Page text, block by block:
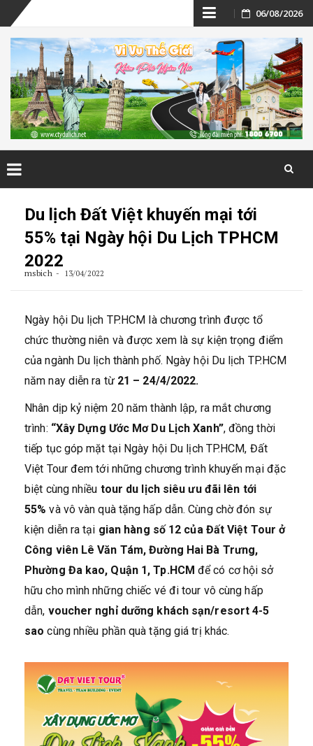
Skip
to
content
06/08/2026
Du lịch Đất Việt khuyến mại tới
55% tại Ngày hội Du Lịch TPHCM
2022
msbich 13/04/2022
Ngày hội Du lịch TP.HCM là chương trình được tổ
chức thường niên và được xem là sự kiện trọng điểm
của ngành Du lịch thành phố. Ngày hội Du lịch TP.HCM
năm nay diễn ra từ 21 – 24/4/2022.
Nhân dịp kỷ niệm 20 năm thành lập, ra mắt chương
trình: “Xây Dựng Ước Mơ Du Lịch Xanh”, đồng thời
tiếp tục góp mặt tại Ngày hội Du lịch TP.HCM, Đất
Việt Tour đem tới những chương trình khuyến mại đặc
biệt cùng nhiều tour du lịch siêu ưu đãi lên tới
55% và vô vàn quà tặng hấp dẫn. Cùng chờ đón sự
kiện diễn ra tại gian hàng số 12 của Đất Việt Tour ở
Công viên Lê Văn Tám, Đường Hai Bà Trưng,
Phường Đa kao, Quận 1, Tp.HCM để có cơ hội sở
hữu cho mình những chiếc vé đi tour vô cùng hấp
dẫn, voucher nghỉ dưỡng khách sạn/resort 4-5
sao cùng nhiều phần quà tặng giá trị khác.